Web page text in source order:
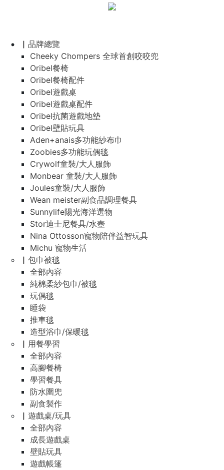
▏品牌總覽
Cheeky Chompers 全球首創咬咬兜
Oribel餐椅
Oribel餐椅配件
Oribel遊戲桌
Oribel遊戲桌配件
Oribel抗菌遊戲地墊
Oribel壁貼玩具
Aden+anais多功能紗布巾
Zoobies多功能玩偶毯
Crywolf童裝/大人服飾
Monbear 童裝/大人服飾
Joules童裝/大人服飾
Wean meister副食品調理餐具
Sunnylife陽光海洋選物
Stor迪士尼餐具/水壺
Nina Ottosson寵物陪伴益智玩具
Michu 寵物生活
▏包巾被毯
全部內容
純棉柔紗包巾/被毯
玩偶毯
睡袋
推車毯
造型浴巾/保暖毯
▏用餐學習
全部內容
高腳餐椅
學習餐具
防水圍兜
副食製作
▏遊戲桌/玩具
全部內容
成長遊戲桌
壁貼玩具
遊戲帳篷